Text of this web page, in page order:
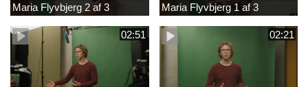
Maria Flyvbjerg 2 af 3 Maria Flyvbjerg 1 af 3
02:51 02:21